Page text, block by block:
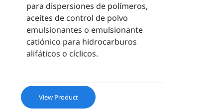
para dispersiones de polímeros,
aceites de control de polvo
emulsionantes o emulsionante
catiónico para hidrocarburos
alifáticos o cíclicos.
View Product